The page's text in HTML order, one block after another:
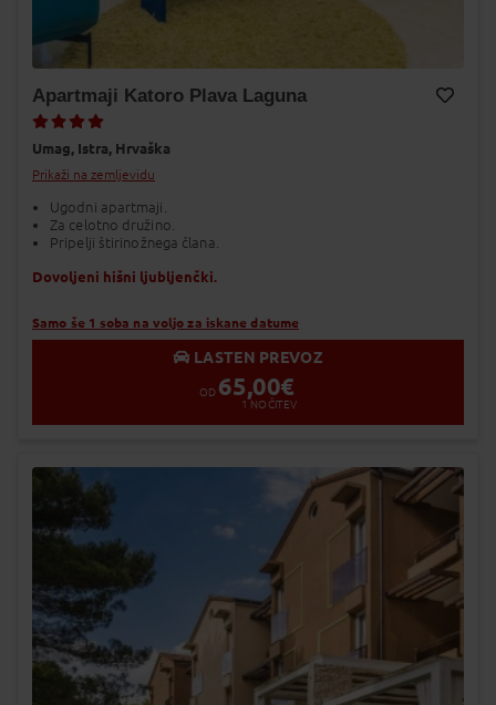
Apartmaji Katoro Plava Laguna
Umag, Istra, Hrvaška
Prikaži na zemljevidu
Ugodni apartmaji.
Za celotno družino.
Pripelji štirinožnega člana.
Dovoljeni hišni ljubljenčki.
Samo še 1 soba na voljo za iskane datume
LASTEN PREVOZ
OD 65,00€
1 NOČITEV